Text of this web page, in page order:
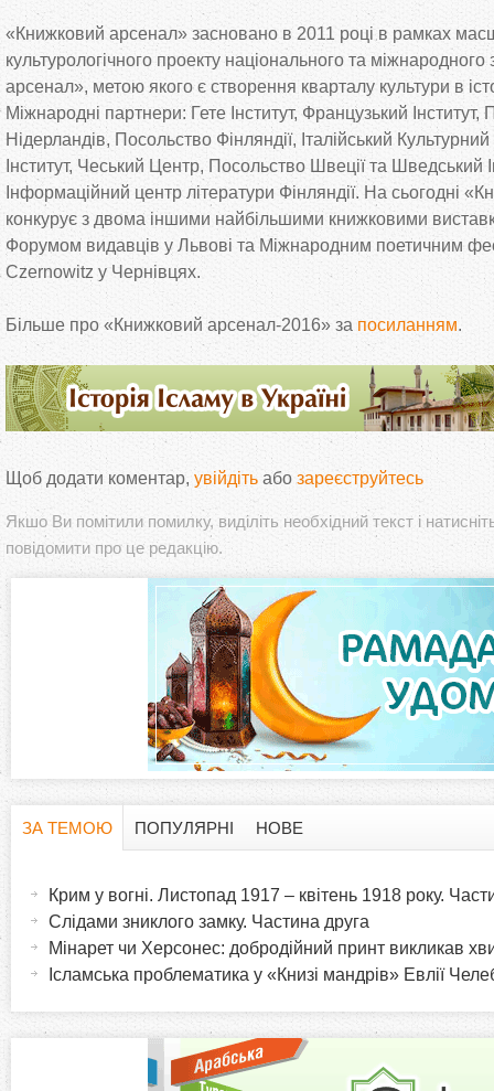
«Книжковий арсенал» засновано в 2011 році в рамках
культурологічного проекту національного та
арсенал», метою якого є створення кварталу культури в
Міжнародні партнери: Гете Інститут, Французький
Нідерландів, Посольство Фінляндії, Італійський
Інститут, Чеський Центр, Посольство Швеції та Шведський
Інформаційний центр літератури Фінляндії. На сьогодні
конкурує з двома іншими найбільшими книжковими
Форумом видавців у Львові та Міжнародним поетичним
Czernowitz у Чернівцях.
Більше про «Книжковий арсенал-2016» за посиланням.
Щоб додати коментар, увійдіть або зареєструйтесь
Якшо Ви помітили помилку, виділіть необхідний текст і
повідомити про це редакцію.
i
ЗА ТЕМОЮ
н
ПОПУЛЯРНІ НОВЕ
Крим у вогні. Листопад 1917 – квітень 1918 року.
Слідами зниклого замку. Частина друга
Мінарет чи Херсонес: добродійний принт викликав
Ісламська проблематика у «Книзі мандрів» Евлії